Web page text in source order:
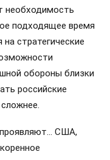
необходимость
подходящее время
стратегические
обороны близки
российские
США,